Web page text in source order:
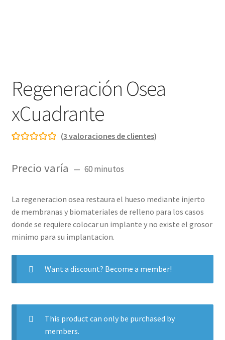
Regeneración Osea
xCuadrante
base a
de clientes
(3 valoraciones de clientes)
Precio varía 60 minutos
La regeneracion osea restaura el hueso mediante injerto
de membranas y biomateriales de relleno para los casos
donde se requiere colocar un implante y no existe el grosor
minimo para su implantacion.
Want a discount? Become a member!
This product can only be purchased by
members.